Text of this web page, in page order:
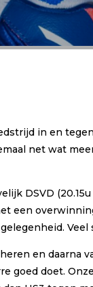
in en
net wat
DSVD
een
Veel
en daarna
goed doet.